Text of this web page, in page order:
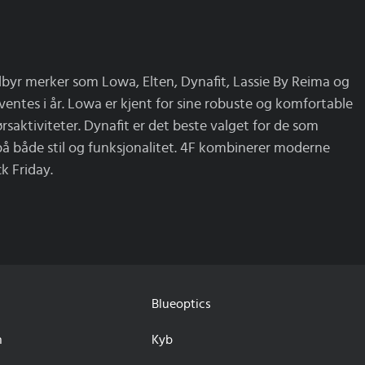
merker som Lowa, Elten, Dynafit, Lassie By Reima og
i år. Lowa er kjent for sine robuste og komfortable
Dynafit er det beste valget for de som
både stil og funksjonalitet. 4F kombinerer moderne
Friday.
Blueoptics
Kyb